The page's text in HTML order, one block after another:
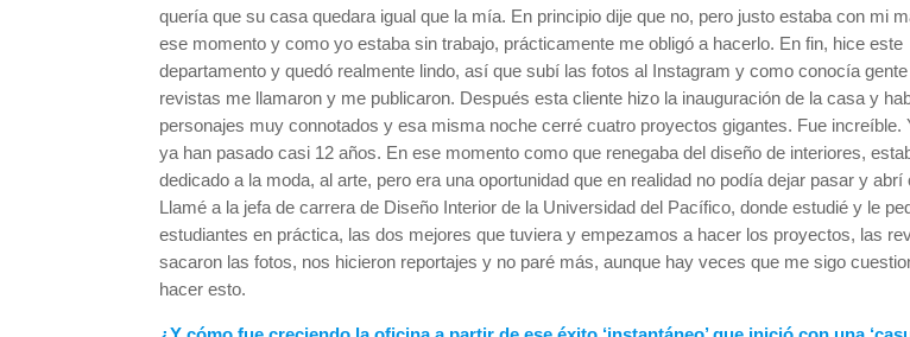
quería que su casa quedara igual que la mía. En principio dije que no, pero justo estaba con mi
ese momento y como yo estaba sin trabajo, prácticamente me obligó a hacerlo. En fin, hice este
departamento y quedó realmente lindo, así que subí las fotos al Instagram y como conocía
revistas me llamaron y me publicaron. Después esta cliente hizo la inauguración de la casa y
personajes muy connotados y esa misma noche cerré cuatro proyectos gigantes. Fue increíble.
ya han pasado casi 12 años. En ese momento como que renegaba del diseño de interiores,
dedicado a la moda, al arte, pero era una oportunidad que en realidad no podía dejar pasar y abrí
Llamé a la jefa de carrera de Diseño Interior de la Universidad del Pacífico, donde estudié y le
estudiantes en práctica, las dos mejores que tuviera y empezamos a hacer los proyectos, las
sacaron las fotos, nos hicieron reportajes y no paré más, aunque hay veces que me sigo
hacer esto.